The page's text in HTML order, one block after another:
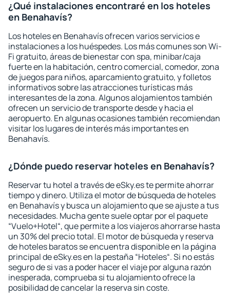
¿Qué instalaciones encontraré en los hoteles
en Benahavís?
Los hoteles en Benahavís ofrecen varios servicios e
instalaciones a los huéspedes. Los más comunes son Wi-
Fi gratuito, áreas de bienestar con spa, minibar/caja
fuerte en la habitación, centro comercial, comedor, zona
de juegos para niños, aparcamiento gratuito, y folletos
informativos sobre las atracciones turísticas más
interesantes de la zona. Algunos alojamientos también
ofrecen un servicio de transporte desde y hacia el
aeropuerto. En algunas ocasiones también recomiendan
visitar los lugares de interés más importantes en
Benahavís.
¿Dónde puedo reservar hoteles en Benahavís?
Reservar tu hotel a través de eSky.es te permite ahorrar
tiempo y dinero. Utiliza el motor de búsqueda de hoteles
en Benahavís y busca un alojamiento que se ajuste a tus
necesidades. Mucha gente suele optar por el paquete
“Vuelo+Hotel“, que permite a los viajeros ahorrarse hasta
un 30% del precio total. El motor de búsqueda y reserva
de hoteles baratos se encuentra disponible en la página
principal de eSky.es en la pestaña “Hoteles“. Si no estás
seguro de si vas a poder hacer el viaje por alguna razón
inesperada, comprueba si tu alojamiento ofrece la
posibilidad de cancelar la reserva sin coste.